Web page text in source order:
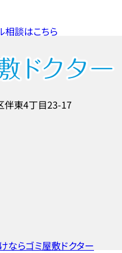
相談はこちら
伴東4丁目23-17
ならゴミ屋敷ドクター